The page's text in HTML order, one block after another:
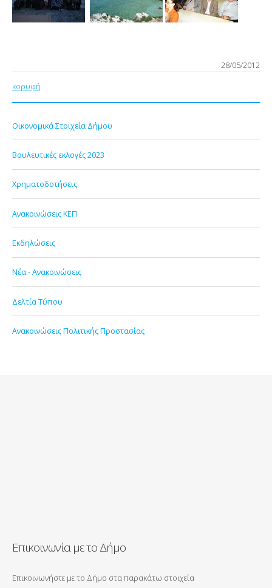
28/05/2012
κορυφή
Οικονομικά Στοιχεία Δήμου
Βουλευτικές εκλογές 2023
Χρηματοδοτήσεις
Ανακοινώσεις ΚΕΠ
Εκδηλώσεις
Νέα - Ανακοινώσεις
Δελτία Τύπου
Ανακοινώσεις Πολιτικής Προστασίας
Επικοινωνία με το Δήμο
Επικοινωνήστε με το Δήμο στα παρακάτω στοιχεία